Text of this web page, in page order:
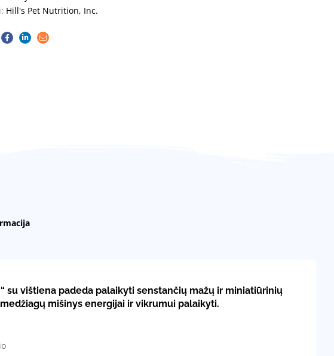
Hill's Pet Nutrition, Inc.
Facebook
Linkedin
Email
su vištiena padeda palaikyti senstančių mažų ir miniatiūrinių
mišinys energijai ir vikrumui palaikyti.